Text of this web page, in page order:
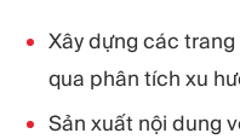
Xây dựng các
qua phân tích xu
Sản xuất nội dung